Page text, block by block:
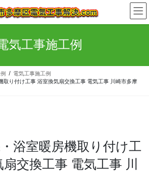
気工事施工例
電気工事施工例
取り付け工事 浴室換気扇交換工事 電気工事 川崎市多摩
浴室暖房機取り付け工
交換工事 電気工事 川